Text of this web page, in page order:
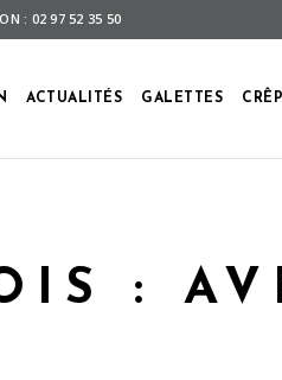
: 02 97 52 35 50
ACTUALITÉS GALETTES
: